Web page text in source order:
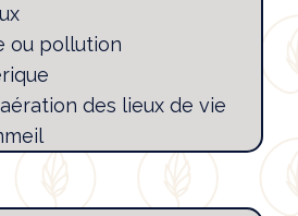
ou pollution
des lieux de vie